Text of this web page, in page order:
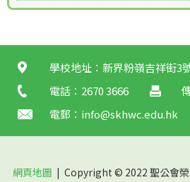
學校地址：新界粉嶺吉祥街3
電話：2670 3666
電郵： info@skhwc.edu.hk
網頁地圖 | Copyright © 2022 聖公會榮